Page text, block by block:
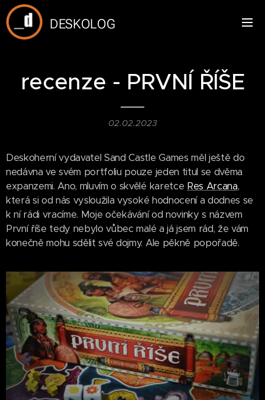
DESKOLOG
recenze - PRVNÍ ŘÍŠE
02.02.2023
Deskoherní vydavatel Sand Castle Games měl ještě do
nedávna ve svém portfoliu pouze jeden titul se dvěma
expanzemi. Ano, mluvím o skvělé karetce Res Arcana,
která si od nás vysloužila vysoké hodnocení a dodnes se
k ní rádi vracíme. Moje očekávání od novinky s názvem
První říše tedy nebylo vůbec malé a já jsem rád, že vám
konečně mohu sdělit své dojmy. Ale pěkně popořadě.